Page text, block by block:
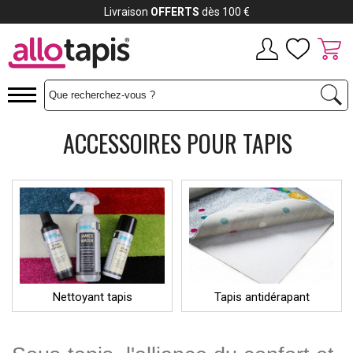
ACCESSOIRES POUR TAPIS
Nettoyant tapis Tapis antidérapant
LivraisonOFFERTSdès 100 €